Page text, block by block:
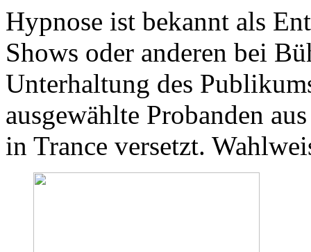
Hypnose ist bekannt als
Shows oder anderen bei
Unterhaltung des
ausgewählte Probanden
in Trance versetzt.